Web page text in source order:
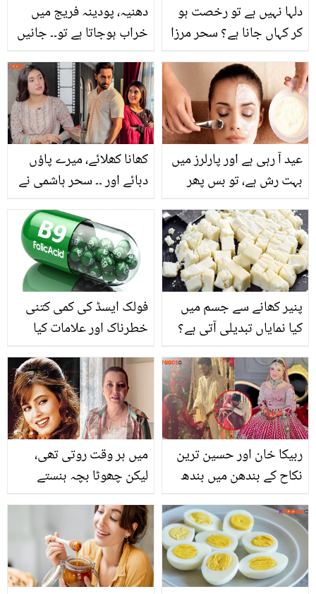
دھنیہ، پودینہ فریج میں
خراب ہوجاتا ہے تو۔۔ جانیں
سبزیوں کو لمبے عرصے تک
محفوظ رکھنے کی کارآمد
ٹپس
دلہا نہیں ہے تو رخصت ہو
کر کہاں جانا ہے؟ سحر مرزا
نکال کر سوال کرنے والوں
کے منہ بند کردیئے
کھانا کھلائے، میرے پاؤں
دبائے اور ۔۔ سحر ہاشمی نے
عجیب و غریب خواہشات کا
اظہار کر دیا
عید آ رہی ہے اور پارلرز میں
بہت رش ہے، تو بس پھر
کریں اور پائیں پارلر جیسا
نکھار بس کچھ ہی دیر میں
فولک ایسڈ کی کمی کتنی
خطرناک اور علامات کیا
پنیر کھانے سے جسم میں
کیا نمایاں تبدیلی آتی ہے؟
حیرت انگیز راز
میں ہر وقت روتی تھی،
لیکن چھوٹا بچہ ہنستے
۔۔ کینسر سے ڈرنے والی
مہیما چوہدری اپنی تکلیف
دہ کہانی بتاتے ہوئے رو
پڑیں
ربیکا خان اور حسین ترین
نکاح کے بندھن میں بندھ
لباس میں دلہن کو دیکھ کر
دلہے کی آنکھیں بھر آئیں!
ویڈیو وائرل